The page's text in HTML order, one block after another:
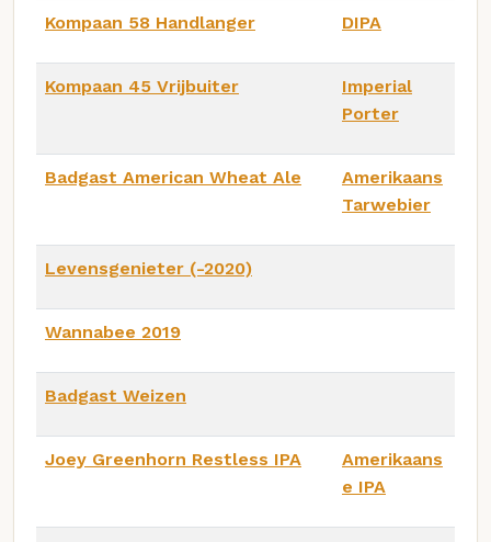
Kompaan 58 Handlanger DIPA
Kompaan 45 Vrijbuiter
Imperial
Porter
Badgast American Wheat Ale
Amerikaans
Tarwebier
Levensgenieter (-2020)
Wannabee 2019
Badgast Weizen
Joey Greenhorn Restless IPA
Amerikaans
e IPA